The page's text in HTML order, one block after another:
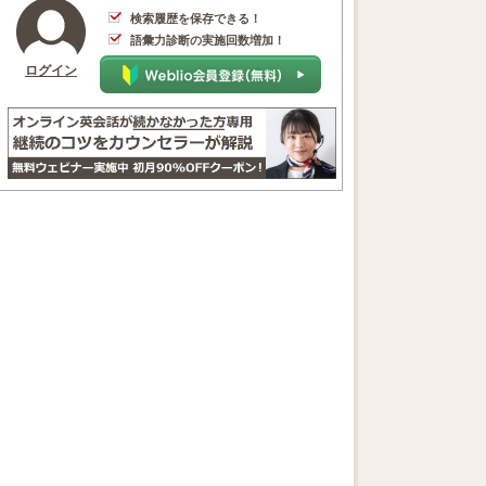
ログイン
検索履歴を保存できる！
語彙力診断の実施回数増加！